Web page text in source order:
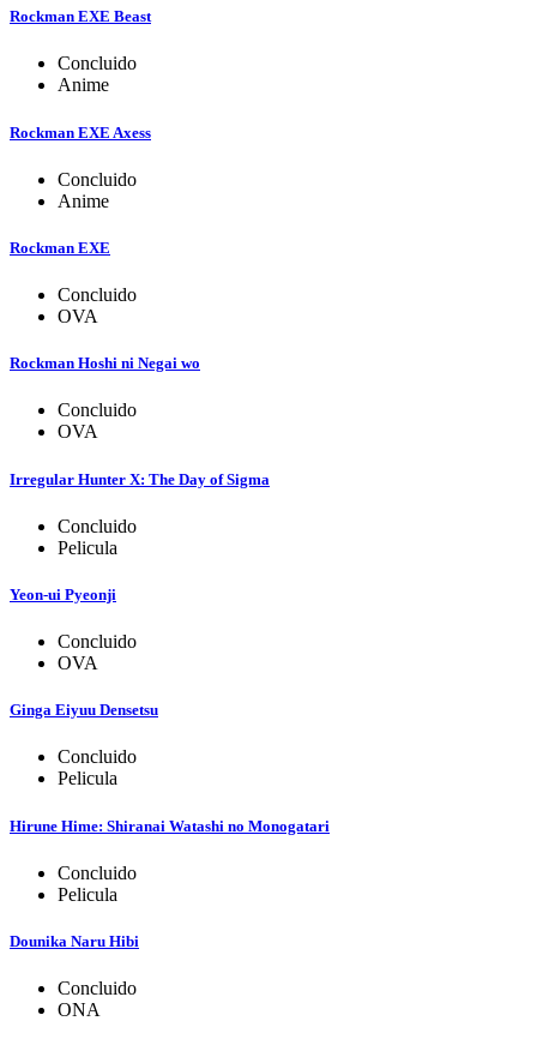
Rockman EXE Beast
Concluido
Anime
Rockman EXE Axess
Concluido
Anime
Rockman EXE
Concluido
OVA
Rockman Hoshi ni Negai wo
Concluido
OVA
Irregular Hunter X: The Day of Sigma
Concluido
Pelicula
Yeon-ui Pyeonji
Concluido
OVA
Ginga Eiyuu Densetsu
Concluido
Pelicula
Hirune Hime: Shiranai Watashi no Monogatari
Concluido
Pelicula
Dounika Naru Hibi
Concluido
ONA